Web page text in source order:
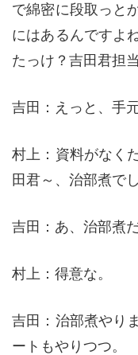
で綿密に段取っと
にはあるんですよ
たっけ？吉田君担当
吉田：えっと、手
村上：資料がなく
田君～、治部煮で
吉田：あ、治部煮だ
村上：得意な。
吉田：治部煮やり
ートもやりつつ。